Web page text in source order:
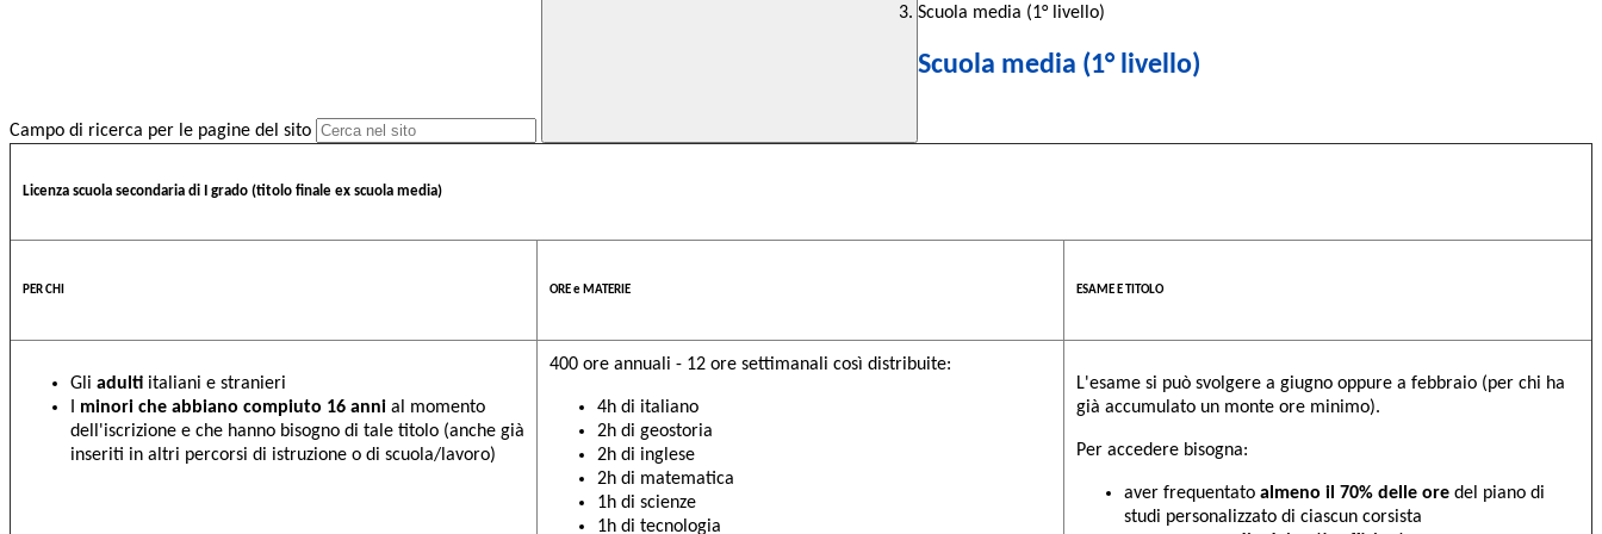
Campo di ricerca per le pagine del sito
Scuola media (1° livello)
Scuola media (1° livello)
Licenza scuola secondaria di I grado (titolo finale ex scuola media)
PER CHI ORE e MATERIE ESAME E TITOLO
Gli adulti italiani e stranieri
I minori che abbiano compiuto 16 anni al momento
dell'iscrizione e che hanno bisogno di tale titolo (anche già
inseriti in altri percorsi di istruzione o di scuola/lavoro)
400 ore annuali - 12 ore settimanali così distribuite:
4h di italiano
2h di geostoria
2h di inglese
2h di matematica
1h di scienze
1h di tecnologia
L'esame si può svolgere a giugno oppure a febbraio (per chi ha
già accumulato un monte ore minimo).
Per accedere bisogna:
aver frequentato almeno il 70% delle ore del piano di
studi personalizzato di ciascun corsista